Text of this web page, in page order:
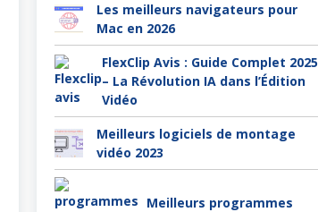
Les meilleurs navigateurs pour
Mac en 2026
FlexClip Avis : Guide Complet 2025
– La Révolution IA dans l’Édition
Vidéo
Meilleurs logiciels de montage
vidéo 2023
Meilleurs programmes